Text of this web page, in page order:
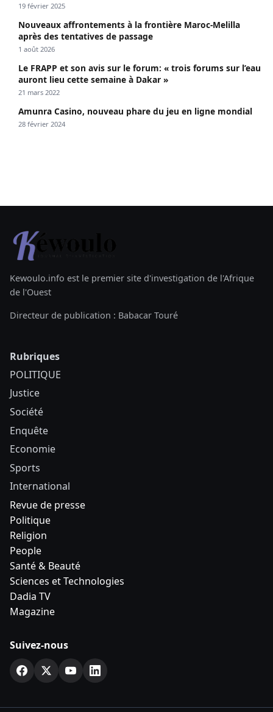
19 février 2025
Nouveaux affrontements à la frontière Maroc-Melilla
après des tentatives de passage
1 août 2026
Le FRAPP et son avis sur le forum: « trois forums sur l’eau
auront lieu cette semaine à Dakar »
21 mars 2022
Amunra Casino, nouveau phare du jeu en ligne mondial
28 février 2024
Kewoulo.info est le premier site d'investigation de l'Afrique
de l'Ouest
Directeur de publication : Babacar Touré
Rubriques
POLITIQUE
Justice
Société
Enquête
Economie
Sports
International
Revue de presse
Politique
Religion
People
Santé & Beauté
Sciences et Technologies
Dadia TV
Magazine
Suivez-nous